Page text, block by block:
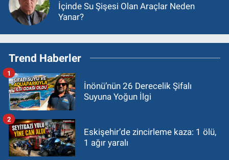
İçinde Su Şişesi Olan Araçlar Neden
Yanar?
Trend Haberler
İnönü’nün 26 Derecelik Şifalı
Suyuna Yoğun İlgi
1
Eskişehir’de zincirleme kaza: 1 ölü,
1 ağır yaralı
2